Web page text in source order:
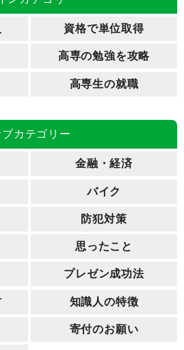
資格で単位取得
高専の勉強を攻略
高専生の就職
カテゴリー
金融・経済
バイク
防犯対策
思ったこと
プレゼン成功法
知識人の特徴
寄付のお願い